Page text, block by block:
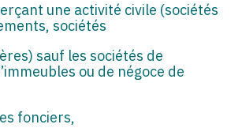
une activité civile (sociétés
sociétés
sauf les sociétés de
ou de négoce de
fonciers,